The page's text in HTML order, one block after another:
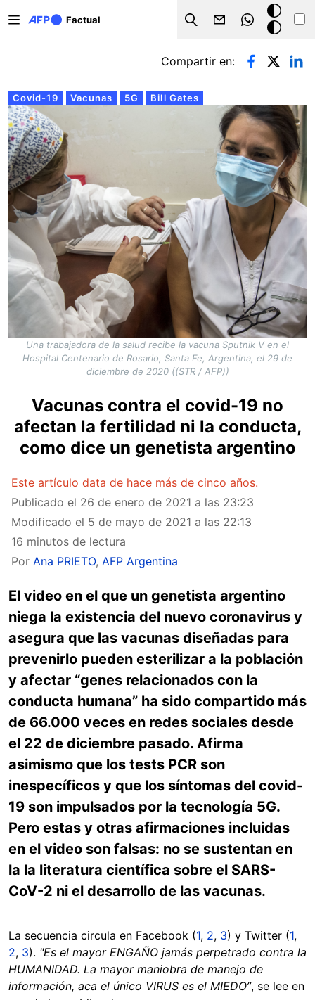
Factual
Search
Modo
oscuro
Solapas principales
Covid-19 Vacunas 5G Bill Gates
Compartir en:
Una trabajadora de la salud recibe la vacuna Sputnik V en el
Hospital Centenario de Rosario, Santa Fe, Argentina, el 29 de
diciembre de 2020 ((STR / AFP))
Vacunas contra el covid-19 no
afectan la fertilidad ni la conducta,
como dice un genetista argentino
Este artículo data de hace más de cinco años.
Publicado el 26 de enero de 2021 a las 23:23
Modificado el 5 de mayo de 2021 a las 22:13
16 minutos de lectura
Por Ana PRIETO, AFP Argentina
El video en el que un genetista argentino
niega la existencia del nuevo coronavirus y
asegura que las vacunas diseñadas para
prevenirlo pueden esterilizar a la población
y afectar “genes relacionados con la
conducta humana” ha sido compartido más
de 66.000 veces en redes sociales desde
el 22 de diciembre pasado. Afirma
asimismo que los tests PCR son
inespecíficos y que los síntomas del covid-
19 son impulsados por la tecnología 5G.
Pero estas y otras afirmaciones incluidas
en el video son falsas: no se sustentan en
la la literatura científica sobre el SARS-
CoV-2 ni el desarrollo de las vacunas.
La secuencia circula en Facebook (1, 2, 3) y Twitter (1,
2, 3). "Es el mayor ENGAÑO jamás perpetrado contra la
HUMANIDAD. La mayor maniobra de manejo de
información, aca el único VIRUS es el MIEDO”, se lee en